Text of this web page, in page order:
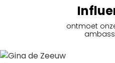
ontmoet